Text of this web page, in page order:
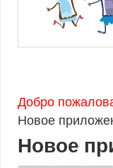
Добро
Новое
Новое